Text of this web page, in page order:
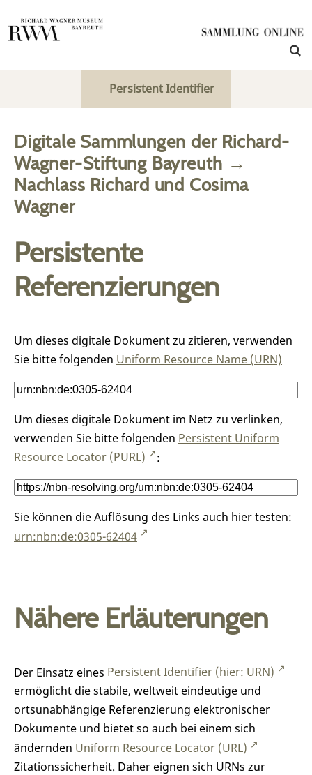
Persistent Identifier
Digitale Sammlungen der Richard-
Wagner-Stiftung Bayreuth →
Nachlass Richard und Cosima
Wagner
Persistente
Referenzierungen
Um dieses digitale Dokument zu zitieren, verwenden
Sie bitte folgenden Uniform Resource Name (URN)
Um dieses digitale Dokument im Netz zu verlinken,
verwenden Sie bitte folgenden Persistent Uniform
Resource Locator (PURL)
:
Sie können die Auflösung des Links auch hier testen:
urn:nbn:de:0305-62404
Nähere Erläuterungen
Der Einsatz eines Persistent Identifier (hier: URN)
ermöglicht die stabile, weltweit eindeutige und
ortsunabhängige Referenzierung elektronischer
Dokumente und bietet so auch bei einem sich
ändernden Uniform Resource Locator (URL)
Zitationssicherheit. Daher eignen sich URNs zur